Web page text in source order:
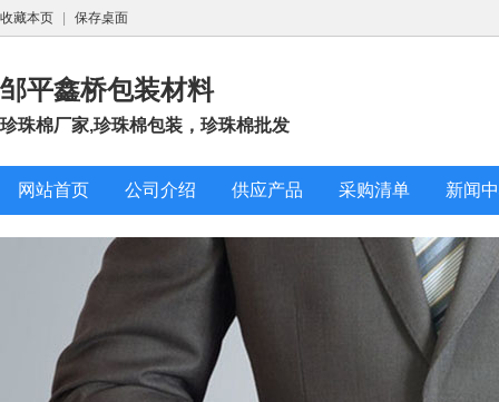
收藏本页 保存桌面
邹平鑫桥包装材料
珍珠棉厂家,珍珠棉包装，珍珠棉批发
网站首页 公司介绍 供应产品 采购清单 新闻